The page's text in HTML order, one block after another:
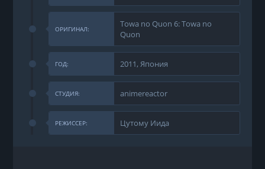
ОРИГИНАЛ:
Towa no Quon 6: Towa no
Quon
ГОД: 2011, Япония
СТУДИЯ: animereactor
РЕЖИССЕР: Цутому Иида